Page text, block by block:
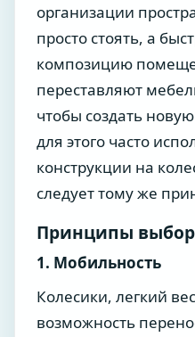
организации
просто стоять, а
композицию
переставляют
чтобы создать
для этого часто
конструкции на
следует тому же
Принципы
1. Мобильность
Колесики, легкий
возможность